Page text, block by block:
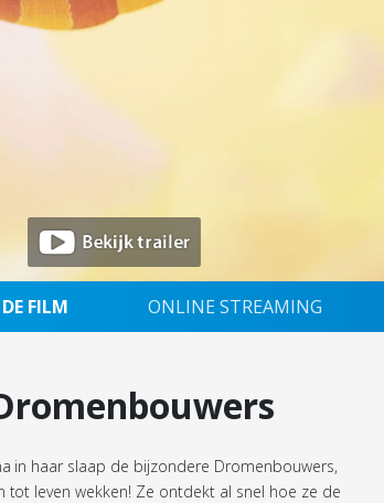
FILM ONLINE STREAMING
in haar slaap de bijzondere Dromenbouwers,
tot leven wekken! Ze ontdekt al snel hoe ze de